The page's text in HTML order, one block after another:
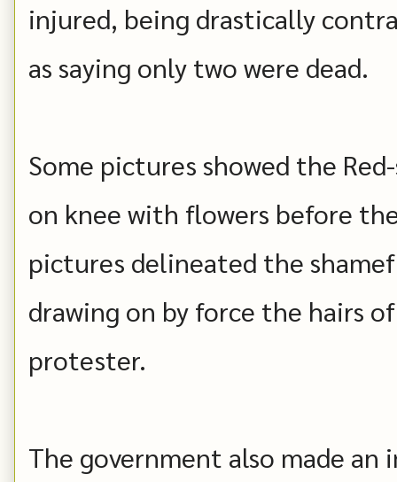
injured, being drastically
as saying only two were dead.
Some pictures showed the
on knee with flowers before
pictures delineated the
drawing on by force the hairs
protester.
The government also made an